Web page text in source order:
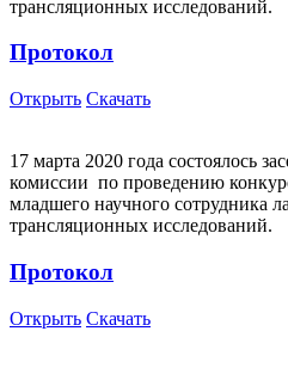
трансляционных исследований.
Протокол
Открыть Скачать
17 марта 2020 года состоялось
комиссии по проведению
младшего научного сотрудника
трансляционных исследований.
Протокол
Открыть Скачать